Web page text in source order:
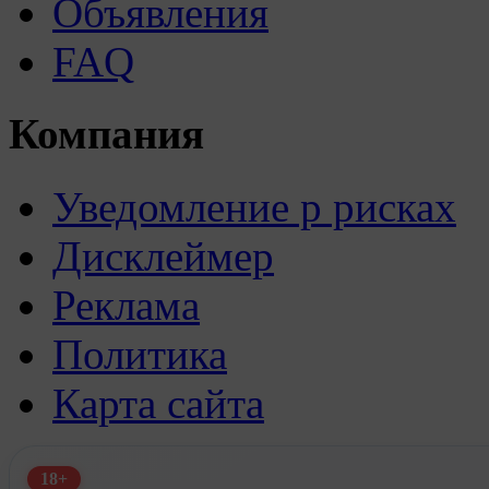
Объявления
FAQ
Компания
Уведомление р рисках
Дисклеймер
Реклама
Политика
Карта сайта
18+